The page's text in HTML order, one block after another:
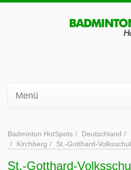
Menü
Badminton HotSpots Deutschland
Kirchberg
St.-Gotthard-
St.-Gotthard-